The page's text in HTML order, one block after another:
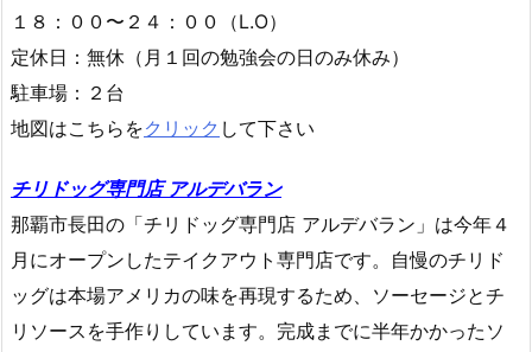
１８：００〜２４：００（L.O）
定休日：無休（月１回の勉強会の日のみ休み）
駐車場：２台
地図はこちらをクリック して下さい
チリドッグ専門店 アルデバラン
那覇市長田の「チリドッグ専門店 アルデバラン」は今年４
月にオープンしたテイクアウト専門店です。自慢のチリド
ッグは本場アメリカの味を再現するため、ソーセージとチ
リソースを手作りしています。完成までに半年かかったソ